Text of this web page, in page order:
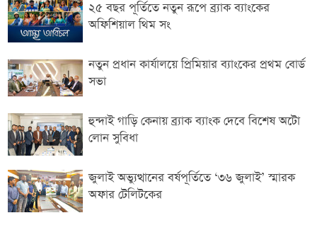
২৫ বছর পূর্তিতে নতুন রূপে ব্র্যাক ব্যাংকের
অফিশিয়াল থিম সং
নতুন প্রধান কার্যালয়ে প্রিমিয়ার ব্যাংকের প্রথম বোর্ড
সভা
হুন্দাই গাড়ি কেনায় ব্র্যাক ব্যাংক দেবে বিশেষ অটো
লোন সুবিধা
জুলাই অভ্যুত্থানের বর্ষপূর্তিতে ‘৩৬ জুলাই’ স্মারক
অফার টেলিটকের